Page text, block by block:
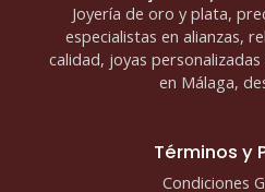
Joyería de oro y plata,
especialistas en alianzas,
calidad, joyas
en Málaga,
Términos y
Condiciones